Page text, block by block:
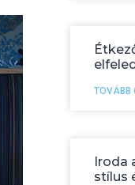
TOVÁBB
Iroda
stílus